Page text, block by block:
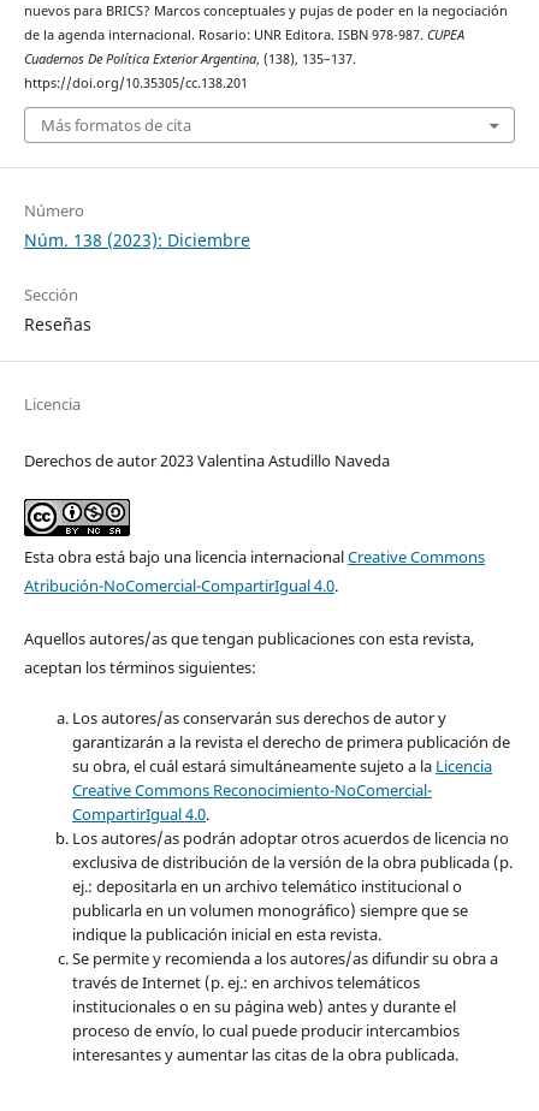
nuevos para BRICS? Marcos conceptuales y pujas de poder en la negociación
de la agenda internacional. Rosario: UNR Editora. ISBN 978-987. CUPEA
Cuadernos De Política Exterior Argentina, (138), 135–137.
https://doi.org/10.35305/cc.138.201
Más formatos de cita
Número
Núm. 138 (2023): Diciembre
Sección
Reseñas
Licencia
Derechos de autor 2023 Valentina Astudillo Naveda
Esta obra está bajo una licencia internacionalCreative Commons
Atribución-NoComercial-CompartirIgual 4.0.
Aquellos autores/as que tengan publicaciones con esta revista,
aceptan los términos siguientes:
Los autores/as conservarán sus derechos de autor y
garantizarán a la revista el derecho de primera publicación de
su obra, el cuál estará simultáneamente sujeto a la Licencia
Creative Commons Reconocimiento-NoComercial-
CompartirIgual 4.0.
Los autores/as podrán adoptar otros acuerdos de licencia no
exclusiva de distribución de la versión de la obra publicada (p.
ej.: depositarla en un archivo telemático institucional o
publicarla en un volumen monográfico) siempre que se
indique la publicación inicial en esta revista.
Se permite y recomienda a los autores/as difundir su obra a
través de Internet (p. ej.: en archivos telemáticos
institucionales o en su página web) antes y durante el
proceso de envío, lo cual puede producir intercambios
interesantes y aumentar las citas de la obra publicada.